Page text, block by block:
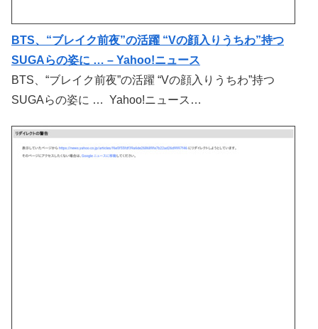
BTS、“ブレイク前夜”の活躍 “Vの顔入りうちわ”持つ
SUGAらの姿に … – Yahoo!ニュース
BTS、“ブレイク前夜”の活躍 “Vの顔入りうちわ”持つ
SUGAらの姿に … Yahoo!ニュース…